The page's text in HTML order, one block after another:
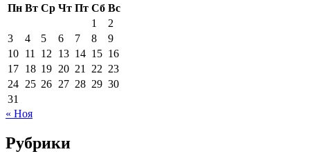
Пн Вт Ср Чт Пт Сб Вс
1
2
3
4 5 6 7 8
9
10 11 12 13 14 15 16
17 18 19 20 21 22 23
24 25 26 27 28 29 30
31
« Ноя
Рубрики